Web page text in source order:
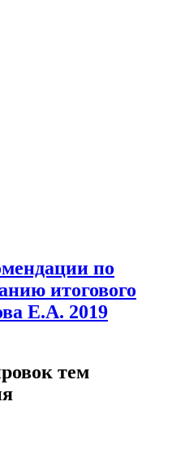
по
итогового
Е.А. 2019
тем